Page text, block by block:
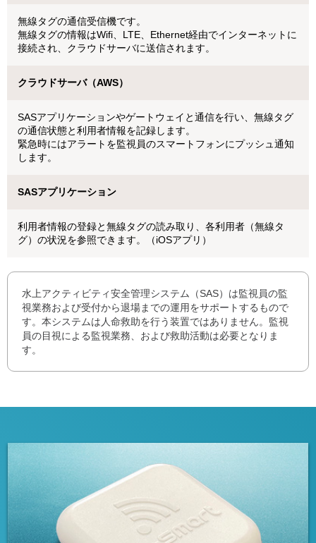
無線タグの通信受信機です。
無線タグの情報はWifi、LTE、Ethernet経由でインターネットに
接続され、クラウドサーバに送信されます。
クラウドサーバ（AWS）
SASアプリケーションやゲートウェイと通信を行い、無線タグ
の通信状態と利用者情報を記録します。
緊急時にはアラートを監視員のスマートフォンにプッシュ通知
します。
SASアプリケーション
利用者情報の登録と無線タグの読み取り、各利用者（無線タ
グ）の状況を参照できます。（iOSアプリ）
水上アクティビティ安全管理システム（SAS）は監視員の監
視業務および受付から退場までの運用をサポートするもので
す。本システムは人命救助を行う装置ではありません。監視
員の目視による監視業務、および救助活動は必要となりま
す。